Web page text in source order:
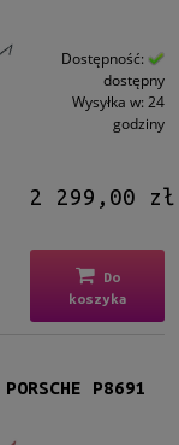
Dostępność:
dostępny
Wysyłka w: 24
godziny
2 299,00 zł
Do
koszyka
PORSCHE P8691